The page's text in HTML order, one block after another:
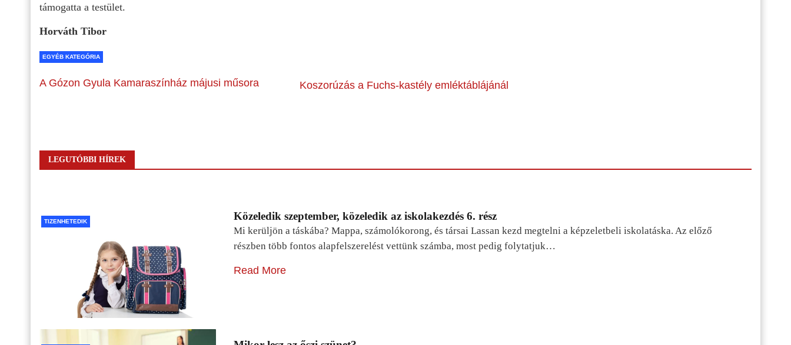
támogatta a testület.
Horváth Tibor
EGYÉB KATEGÓRIA
A Gózon Gyula Kamaraszínház májusi műsora Koszorúzás a Fuchs-kastély emléktáblájánál
LEGUTÓBBI HÍREK
TIZENHETEDIK Közeledik szeptember, közeledik az iskolakezdés 6. rész
Mi kerüljön a táskába? Mappa, számolókorong, és társai Lassan kezd megtelni a képzeletbeli iskolatáska. Az előző
részben több fontos alapfelszerelést vettünk számba, most pedig folytatjuk…
Read More